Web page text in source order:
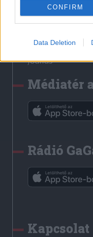
CONFIRM
Data Deletion
Erdélyi Napló
Főtér
Rádió GaGa
Jóállás
Médiatér
Rádió
Kapcsolat